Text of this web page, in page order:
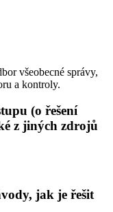
všeobecné správy,
a kontroly.
(o řešení
z jiných zdrojů
jak je řešit